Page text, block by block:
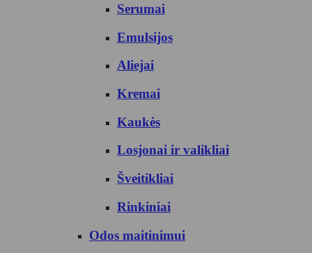
Serumai
Emulsijos
Aliejai
Kremai
Kaukės
Losjonai ir valikliai
Šveitikliai
Rinkiniai
Odos maitinimui